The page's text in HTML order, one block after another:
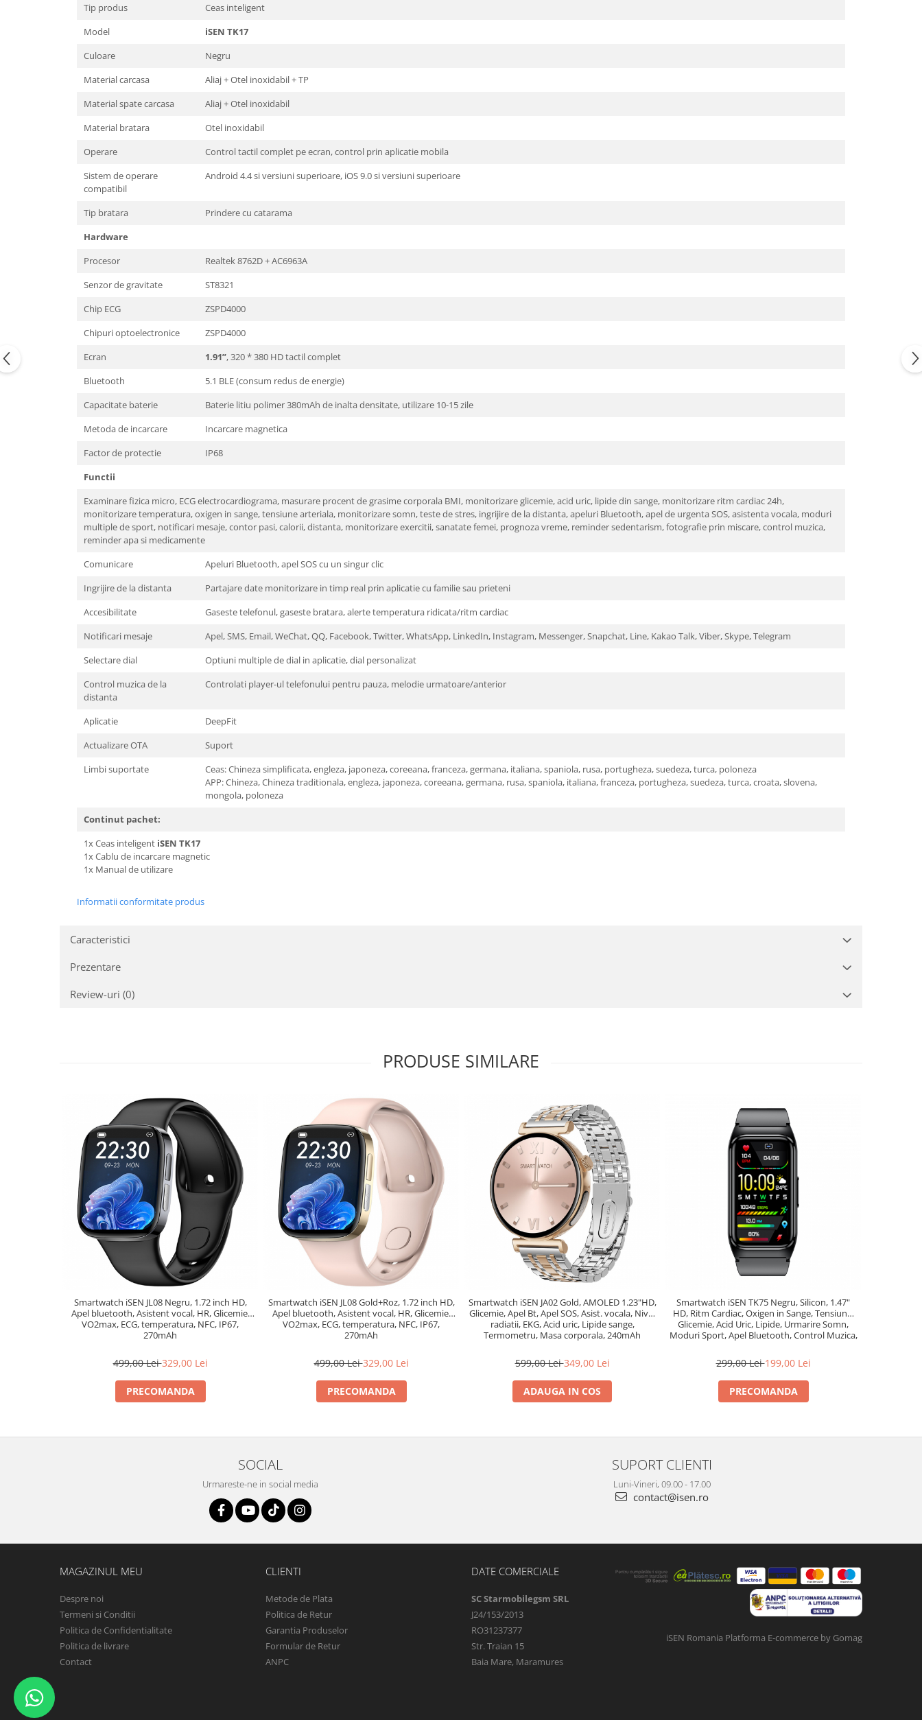
Tip produs
Ceas inteligent
Model
iSEN TK17
Culoare
Negru
Material carcasa
Aliaj + Otel inoxidabil + TP
Material spate carcasa
Aliaj + Otel inoxidabil
Material bratara
Otel inoxidabil
Operare
Control tactil complet pe ecran, control prin aplicatie mobila
Sistem de operare
compatibil
Android 4.4 si versiuni superioare, iOS 9.0 si versiuni superioare
Tip bratara
Prindere cu catarama
Hardware
Procesor
Realtek 8762D + AC6963A
Senzor de gravitate
ST8321
Chip ECG
ZSPD4000
Chipuri optoelectronice
ZSPD4000
Ecran
1.91”, 320 * 380 HD tactil complet
Bluetooth
5.1 BLE (consum redus de energie)
Capacitate baterie
Baterie litiu polimer 380mAh de inalta densitate, utilizare 10-15 zile
Metoda de incarcare
Incarcare magnetica
Factor de protectie
IP68
Functii
Examinare fizica micro, ECG electrocardiograma, masurare procent de grasime corporala BMI, monitorizare glicemie, acid uric, lipide din sange, monitorizare ritm cardiac 24h,
monitorizare temperatura, oxigen in sange, tensiune arteriala, monitorizare somn, teste de stres, ingrijire de la distanta, apeluri Bluetooth, apel de urgenta SOS, asistenta vocala, moduri
multiple de sport, notificari mesaje, contor pasi, calorii, distanta, monitorizare exercitii, sanatate femei, prognoza vreme, reminder sedentarism, fotografie prin miscare, control muzica,
reminder apa si medicamente
Comunicare
Apeluri Bluetooth, apel SOS cu un singur clic
Ingrijire de la distanta
Partajare date monitorizare in timp real prin aplicatie cu familie sau prieteni
Accesibilitate
Gaseste telefonul, gaseste bratara, alerte temperatura ridicata/ritm cardiac
Notificari mesaje
Apel, SMS, Email, WeChat, QQ, Facebook, Twitter, WhatsApp, LinkedIn, Instagram, Messenger, Snapchat, Line, Kakao Talk, Viber, Skype, Telegram
Selectare dial
Optiuni multiple de dial in aplicatie, dial personalizat
Control muzica de la
distanta
Controlati player-ul telefonului pentru pauza, melodie urmatoare/anterior
Aplicatie
DeepFit
Actualizare OTA
Suport
Limbi suportate
Ceas: Chineza simplificata, engleza, japoneza, coreeana, franceza, germana, italiana, spaniola, rusa, portugheza, suedeza, turca, poloneza
APP: Chineza, Chineza traditionala, engleza, japoneza, coreeana, germana, rusa, spaniola, italiana, franceza, portugheza, suedeza, turca, croata, slovena,
mongola, poloneza
Continut pachet:
1x Ceas inteligent iSEN TK17
1x Cablu de incarcare magnetic
1x Manual de utilizare
Informatii conformitate produs
Caracteristici
Prezentare
Review-uri (0)
PRODUSE SIMILARE
Smartwatch iSEN JL08 Negru, 1.72 inch HD,
Apel bluetooth, Asistent vocal, HR, Glicemie,
VO2max, ECG, temperatura, NFC, IP67,
270mAh
499,00 Lei329,00 Lei
PRECOMANDA
Smartwatch iSEN JL08 Gold+Roz, 1.72 inch HD,
Apel bluetooth, Asistent vocal, HR, Glicemie,
VO2max, ECG, temperatura, NFC, IP67,
270mAh
499,00 Lei329,00 Lei
PRECOMANDA
Smartwatch iSEN JA02 Gold, AMOLED 1.23"HD,
Glicemie, Apel Bt, Apel SOS, Asist. vocala, Nivel
radiatii, EKG, Acid uric, Lipide sange,
Termometru, Masa corporala, 240mAh
599,00 Lei349,00 Lei
ADAUGA IN COS
Smartwatch iSEN TK75 Negru, Silicon, 1.47"
HD, Ritm Cardiac, Oxigen in Sange, Tensiune,
Glicemie, Acid Uric, Lipide, Urmarire Somn,
Moduri Sport, Apel Bluetooth, Control Muzica,
299,00 Lei199,00 Lei
PRECOMANDA
SOCIAL
Urmareste-ne in social media
SUPORT CLIENTI
Luni-Vineri, 09.00 - 17.00
contact@isen.ro
MAGAZINUL MEU
Despre noi
Termeni si Conditii
Politica de Confidentialitate
Politica de livrare
Contact
CLIENTI
Metode de Plata
Politica de Retur
Garantia Produselor
Formular de Retur
ANPC
DATE COMERCIALE
SC Starmobilegsm SRL
J24/153/2013
RO31237377
Str. Traian 15
Baia Mare, Maramures
iSEN Romania Platforma E-commerce by Gomag